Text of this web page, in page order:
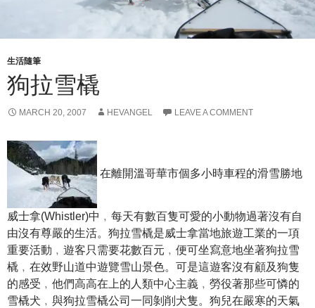
生活隨筆
狗拉雪橇
MARCH 20, 2007 HEVANGEL LEAVE A COMMENT
在離開溫哥華市個多小時車程的滑雪勝地
威士拿(Whistler)中﹐每天有數百隻可愛的小動物過著沒有自
由沒有尊嚴的生活。狗拉雪橇是威士拿當地旅遊工業的一項
重要活動﹐遊客只需要花數百元﹐便可坐寫意地坐著狗拉雪
橇﹐在效野山道中遊覽雪山景色。可是這遊客沒有顧及狗隻
的感受﹐他們高高在上的人類中心主義﹐勞役著那些可憐的
雪橇犬﹐與狗拉雪橇公司一同剝削犬隻。狗兒在嚴寒的天氣